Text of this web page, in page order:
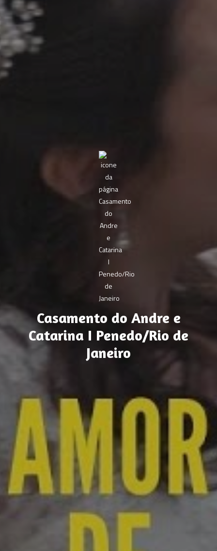
Casamento do Andre e
Catarina I Penedo/Rio de
Janeiro